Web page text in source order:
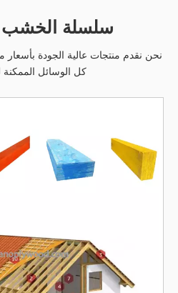
سلسلة الخشب
نحن نقدم منتجات عالية الجودة بأسعار
كل الوسائل